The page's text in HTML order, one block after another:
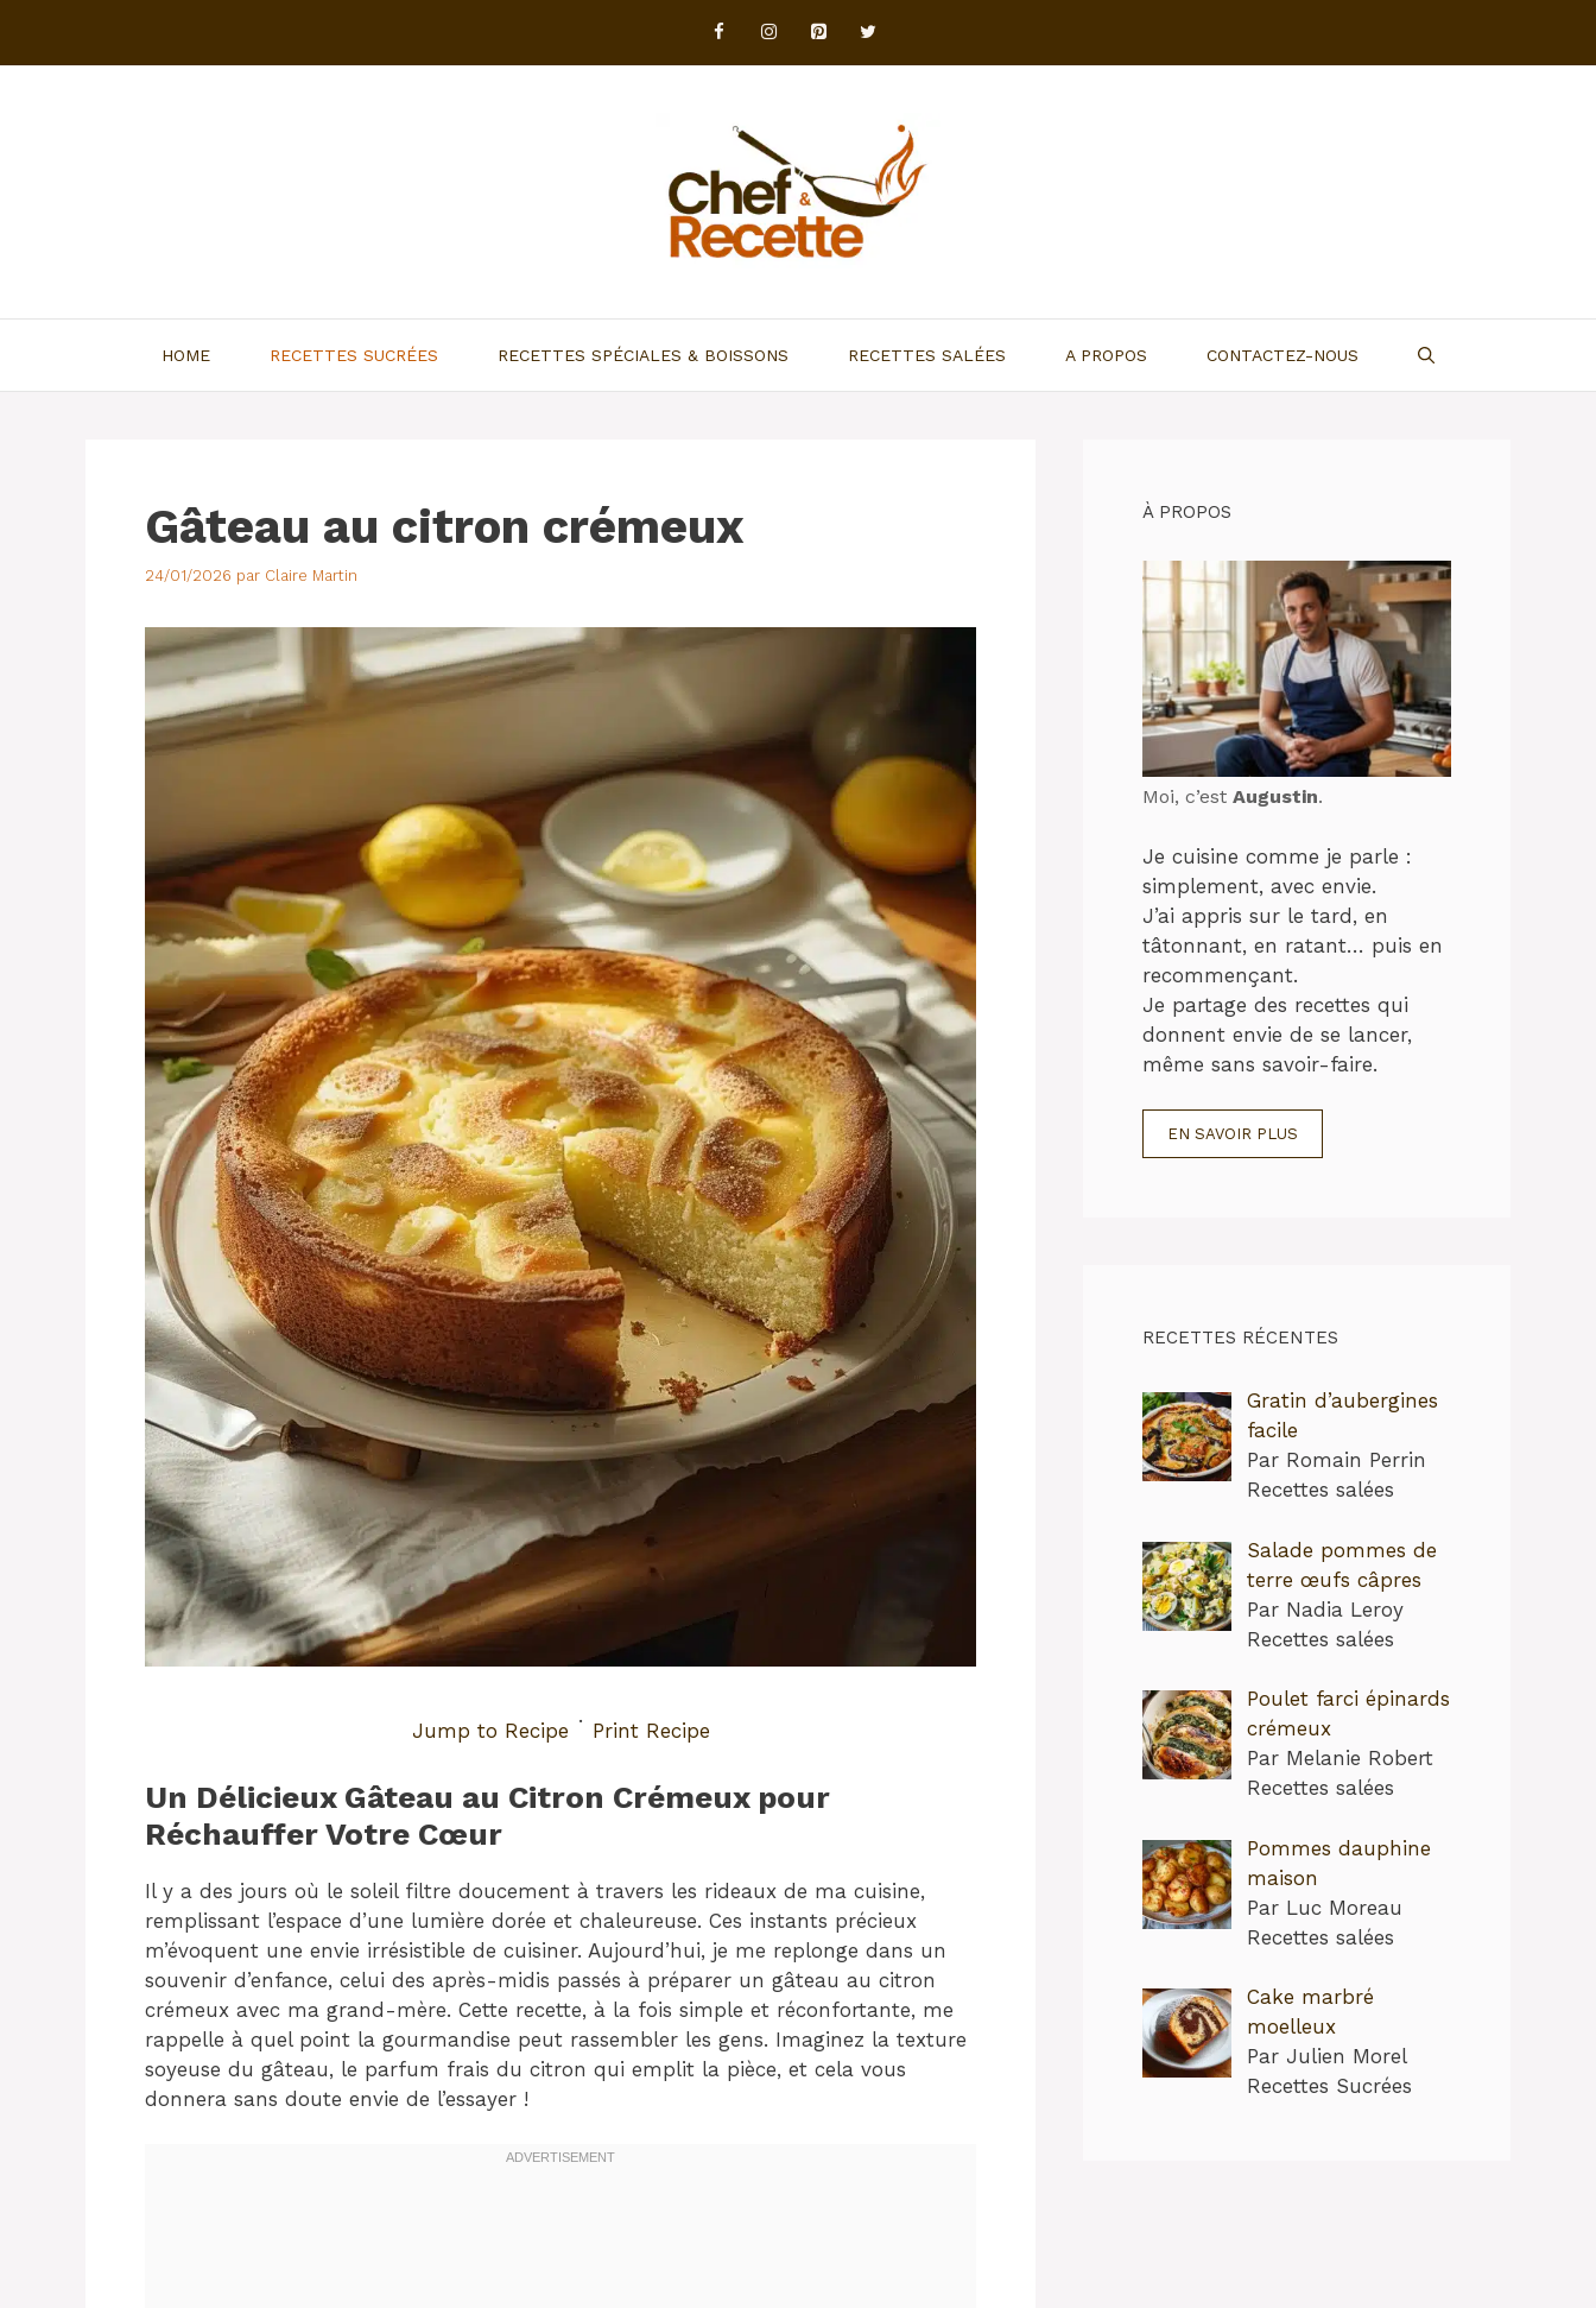
contenu
HOME RECETTES SUCRÉES RECETTES SPÉCIALES & BOISSONS RECETTES SALÉES A PROPOS CONTACTEZ-NOUS
Gâteau au citron crémeux
24/01/2026 par Claire Martin
Jump to Recipe · Print Recipe
Un Délicieux Gâteau au Citron Crémeux pour
Réchauffer Votre Cœur
Il y a des jours où le soleil filtre doucement à travers les rideaux de ma cuisine,
remplissant l’espace d’une lumière dorée et chaleureuse. Ces instants précieux
m’évoquent une envie irrésistible de cuisiner. Aujourd’hui, je me replonge dans un
souvenir d’enfance, celui des après-midis passés à préparer un gâteau au citron
crémeux avec ma grand-mère. Cette recette, à la fois simple et réconfortante, me
rappelle à quel point la gourmandise peut rassembler les gens. Imaginez la texture
soyeuse du gâteau, le parfum frais du citron qui emplit la pièce, et cela vous
donnera sans doute envie de l’essayer !
À PROPOS
Moi, c’est Augustin.
Je cuisine comme je parle :
simplement, avec envie.
J’ai appris sur le tard, en
tâtonnant, en ratant… puis en
recommençant.
Je partage des recettes qui
donnent envie de se lancer,
même sans savoir-faire.
EN SAVOIR PLUS
RECETTES RÉCENTES
Gratin d’aubergines
facile
Par Romain Perrin
Recettes salées
Salade pommes de
terre œufs câpres
Par Nadia Leroy
Recettes salées
Poulet farci épinards
crémeux
Par Melanie Robert
Recettes salées
Pommes dauphine
maison
Par Luc Moreau
Recettes salées
Cake marbré
moelleux
Par Julien Morel
Recettes Sucrées